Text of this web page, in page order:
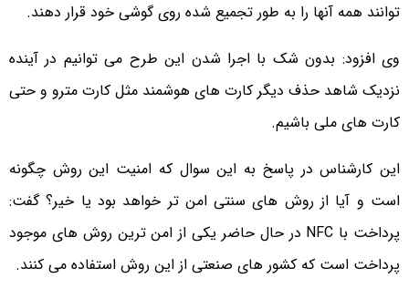
توانند همه آنها را به طور تجمیع شده روی گوشی خود قرار دهند.
وی افزود: بدون شک با اجرا شدن این طرح می توانیم در آینده
نزدیک شاهد حذف دیگر کارت های هوشمند مثل کارت مترو و حتی
کارت های ملی باشیم.
این کارشناس در پاسخ به این سوال که امنیت این روش چگونه
است و آیا از روش های سنتی امن تر خواهد بود یا خیر؟ گفت:
پرداخت با NFC در حال حاضر یکی از امن ترین روش های موجود
پرداخت است که کشور های صنعتی از این روش استفاده می کنند.